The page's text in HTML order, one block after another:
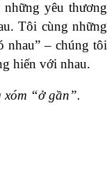
yêu thương
Tôi cùng những
nhau” – chúng tôi
hiến với nhau.
xóm “ở gần”.